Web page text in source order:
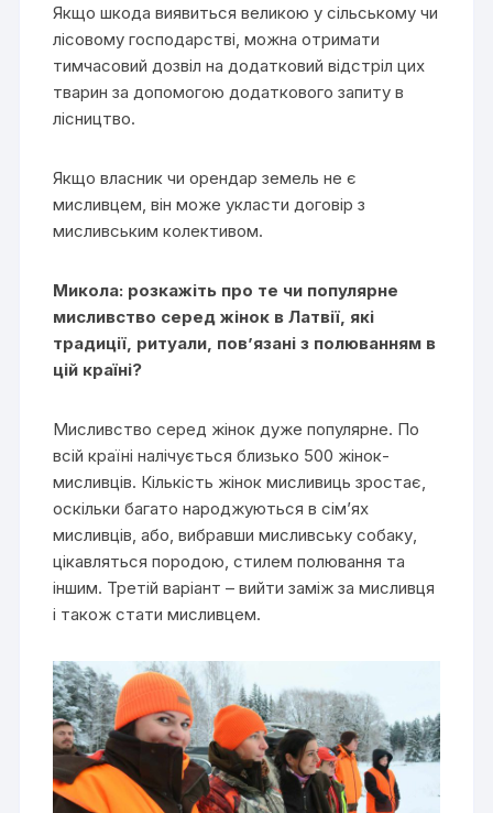
Якщо шкода виявиться великою у сільському чи
лісовому господарстві, можна отримати
тимчасовий дозвіл на додатковий відстріл цих
тварин за допомогою додаткового запиту в
лісництво.
Якщо власник чи орендар земель не є
мисливцем, він може укласти договір з
мисливським колективом.
Микола: розкажіть про те чи популярне
мисливство серед жінок в Латвії, які
традиції, ритуали, пов’язані з полюванням в
цій країні?
Мисливство серед жінок дуже популярне. По
всій країні налічується близько 500 жінок-
мисливців. Кількість жінок мисливиць зростає,
оскільки багато народжуються в сім’ях
мисливців, або, вибравши мисливську собаку,
цікавляться породою, стилем полювання та
іншим. Третій варіант – вийти заміж за мисливця
і також стати мисливцем.